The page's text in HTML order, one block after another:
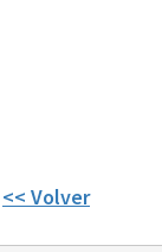
<< Volver